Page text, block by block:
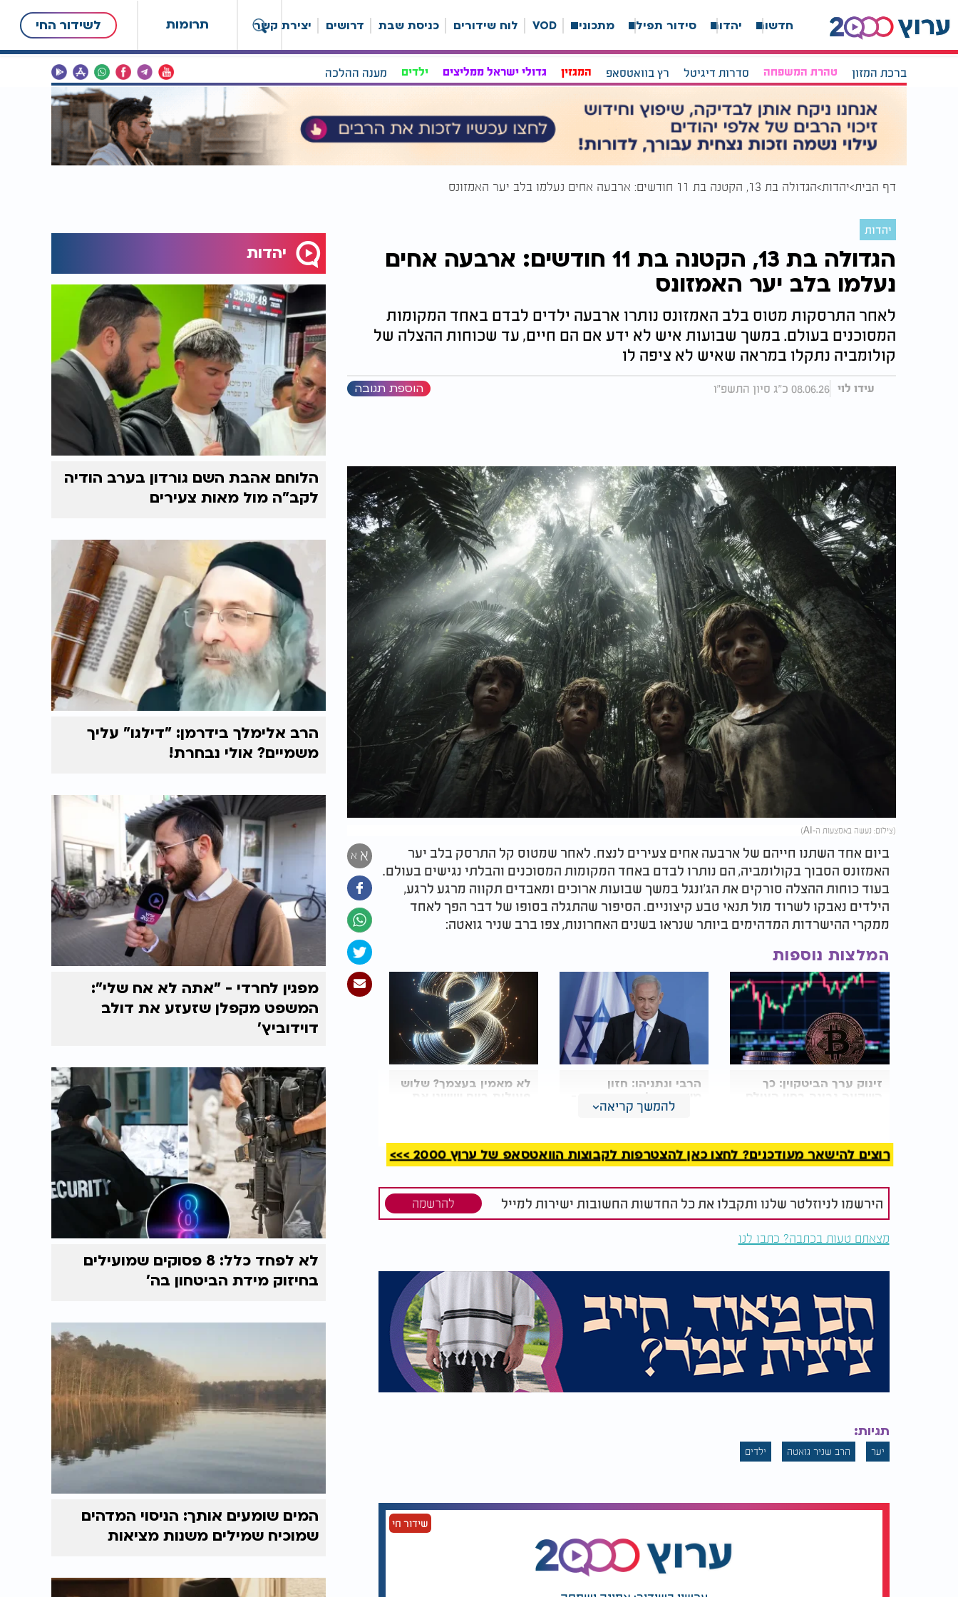
תרומות לשידור החי חדשות יהדות סידור תפילה מתכונים VOD לוח שידורים כניסת שבת דרושים יצירת קשר
ברכת המזון טהרת המשפחה סדרות דיגיטל רץ בוואטסאפ המגזין גדולי ישראל ממליצים ילדים מענה ההלכה
דף הבית יהדות הגדולה בת 13, הקטנה בת 11 חודשים: ארבעה אחים נעלמו בלב יער האמזונס
יהדות
הגדולה בת 13, הקטנה בת 11 חודשים: ארבעה אחים
נעלמו בלב יער האמזונס
לאחר התרסקות מטוס בלב האמזונס נותרו ארבעה ילדים לבדם באחד המקומות
המסוכנים בעולם. במשך שבועות איש לא ידע אם הם חיים, עד שכוחות ההצלה של
קולומביה נתקלו במראה שאיש לא ציפה לו
עידו לוי 08.06.26 כ"ג סיון התשפ"ו הוספת תגובה
(צילום: נעשה באמצעות ה-AI)
א א
ביום אחד השתנו חייהם של ארבעה אחים צעירים לנצח. לאחר שמטוס קל התרסק בלב יער
האמזונס הסבוך בקולומביה, הם נותרו לבדם באחד המקומות המסוכנים והבלתי נגישים בעולם.
בעוד כוחות ההצלה סורקים את הג'ונגל במשך שבועות ארוכים ומאבדים תקווה מרגע לרגע,
הילדים נאבקו לשרוד מול תנאי טבע קיצוניים. הסיפור שהתגלה בסופו של דבר הפך לאחד
ממקרי ההישרדות המדהימים ביותר שנראו בשנים האחרונות, צפו ברב שניר גואטה:
המלצות נוספות
זינוק ערך הביטקוין: כך
השקעה נבונה בחיי העולם
הרבי ונתניהו: חזון
משותף על סכנת איראן -
ניתוח מעמיק
לא מאמין בעצמך? שלוש
פעולות ביום שישנו את
להמשך קריאה
רוצים להישאר מעודכנים? לחצו כאן להצטרפות לקבוצות הוואטסאפ של ערוץ 2000 >>>
הירשמו לניוזלטר שלנו ותקבלו את כל החדשות החשובות ישירות למייל להרשמה
מצאתם טעות בכתבה? כתבו לנו
תגיות:
יער הרב שניר גואטה ילדים
שידור חי
יהדות
הלוחם אהבת השם גורדון בערב הודיה
לקב"ה מול מאות צעירים
הרב אלימלך בידרמן: "דילגו" עליך
משמיים? אולי נבחרת!
מפגין לחרדי - "אתה לא אח שלי":
המשפט מקפלן שזעזע את דולב
דוידוביץ'
לא לפחד כלל: 8 פסוקים שמועילים
בחיזוק מידת הביטחון בה'
המים שומעים אותך: הניסוי המדהים
שמוכיח שמילים משנות מציאות